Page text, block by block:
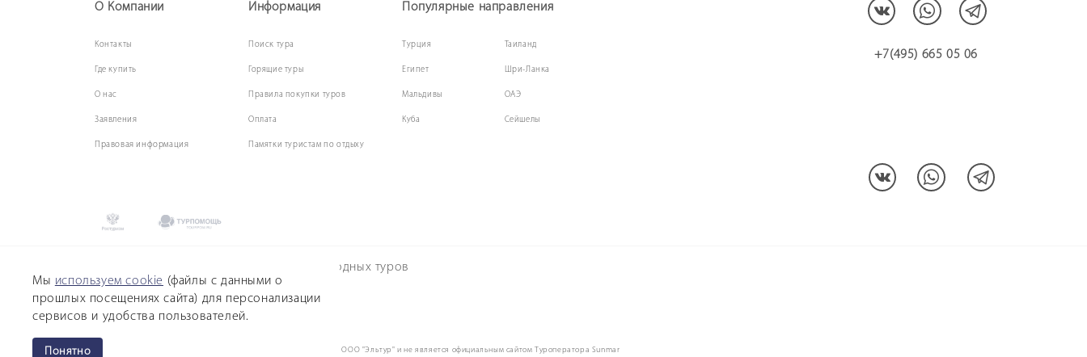
О Компании Информация Популярные направления
Контакты
Где купить
О нас
Заявления
Правовая информация
Поиск тура
Горящие туры
Правила покупки туров
Оплата
Памятки туристам по отдыху
Турция
Египет
Мальдивы
Куба
Таиланд
Шри-Ланка
ОАЭ
Сейшелы
+7(495) 665 05 06
2018-2026 © SUNMAR – Турагентство Выгодных туров
Согласие на обработку персональных данных
Политика обработки персональных данных
Данный сайт принадлежит Турагентству Sunmar Выгодные Туры, ООО "Эльтур" и не является официальным сайтом Туроператора Sunmar
Мы используем cookie (файлы с данными о
прошлых посещениях сайта) для персонализации
сервисов и удобства пользователей.
Понятно